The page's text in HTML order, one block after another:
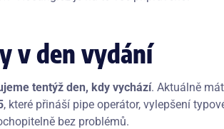
v den vydání
tentýž den, kdy vychází. Aktuálně
, které přináší pipe operátor, vylepšení
bez problémů.